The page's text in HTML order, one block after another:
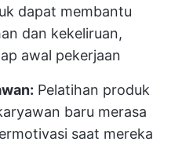
dapat membantu
dan kekeliruan,
awal pekerjaan
Pelatihan produk
baru merasa
saat mereka